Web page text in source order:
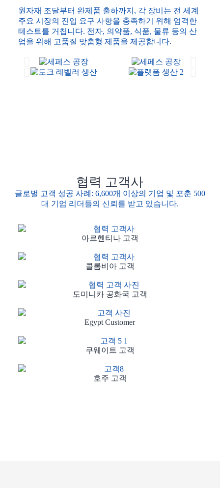
원자재 조달부터 완제품 출하까지, 각 장비는 전 세계
주요 시장의 진입 요구 사항을 충족하기 위해 엄격한
테스트를 거칩니다. 전자, 의약품, 식품, 물류 등의 산
업을 위해 고품질 맞춤형 제품을 제공합니다.
협력 고객사
글로벌 고객 성공 사례: 6,600개 이상의 기업 및 포춘 500
대 기업 리더들의 신뢰를 받고 있습니다.
아르헨티나 고객
콜롬비아 고객
도미니카 공화국 고객
Egypt Customer
쿠웨이트 고객
호주 고객